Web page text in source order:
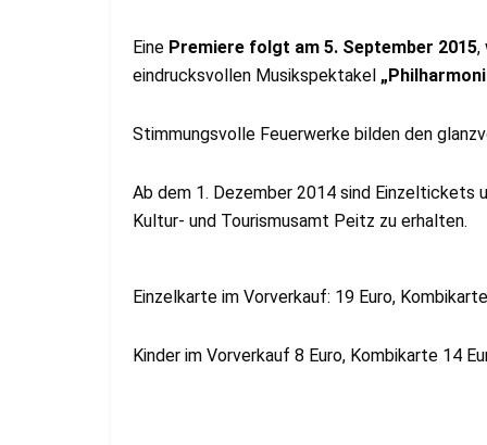
Eine Premiere folgt am 5. September 2015,
eindrucksvollen Musikspektakel
Stimmungsvolle Feuerwerke bilden den
Ab dem 1. Dezember 2014 sind Einzeltickets
Kultur- und Tourismusamt Peitz zu erhalten.
Einzelkarte im Vorverkauf: 19 Euro,
Kinder im Vorverkauf 8 Euro, Kombikarte 14